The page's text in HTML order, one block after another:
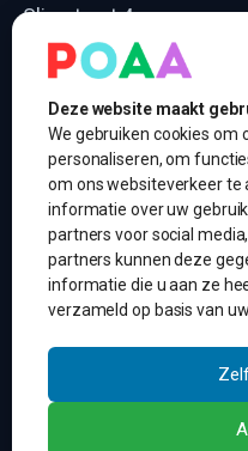
Deze website maakt
We gebruiken cookies om
personaliseren, om
om ons websiteverkeer te
informatie over uw
partners voor social
partners kunnen deze
informatie die u aan ze
verzameld op basis van
Slimstraat 4
5071 EK Udenhout
06 – 19 61 5183
24/7: 24 uur per dag, 7
info@poaa.nl
POAA. Snel
Finciering en leasen
Binnen 1 werkdag
Transparante